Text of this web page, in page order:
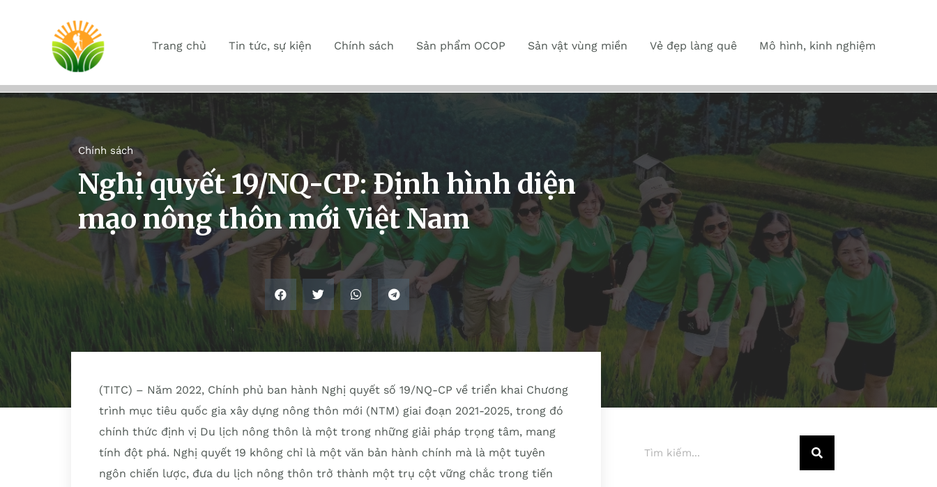
Trang chủ Tin tức, sự kiện Chính sách Sản phẩm OCOP Sản vật vùng miền Vẻ đẹp làng quê Mô hình, kinh nghiệm
Chính sách
Nghị quyết 19/NQ-CP: Định hình diện
mạo nông thôn mới Việt Nam
(TITC) – Năm 2022, Chính phủ ban hành Nghị quyết số 19/NQ-CP về triển khai Chương
trình mục tiêu quốc gia xây dựng nông thôn mới (NTM) giai đoạn 2021-2025, trong đó
chính thức định vị Du lịch nông thôn là một trong những giải pháp trọng tâm, mang
tính đột phá. Nghị quyết 19 không chỉ là một văn bản hành chính mà là một tuyên
ngôn chiến lược, đưa du lịch nông thôn trở thành một trụ cột vững chắc trong tiến